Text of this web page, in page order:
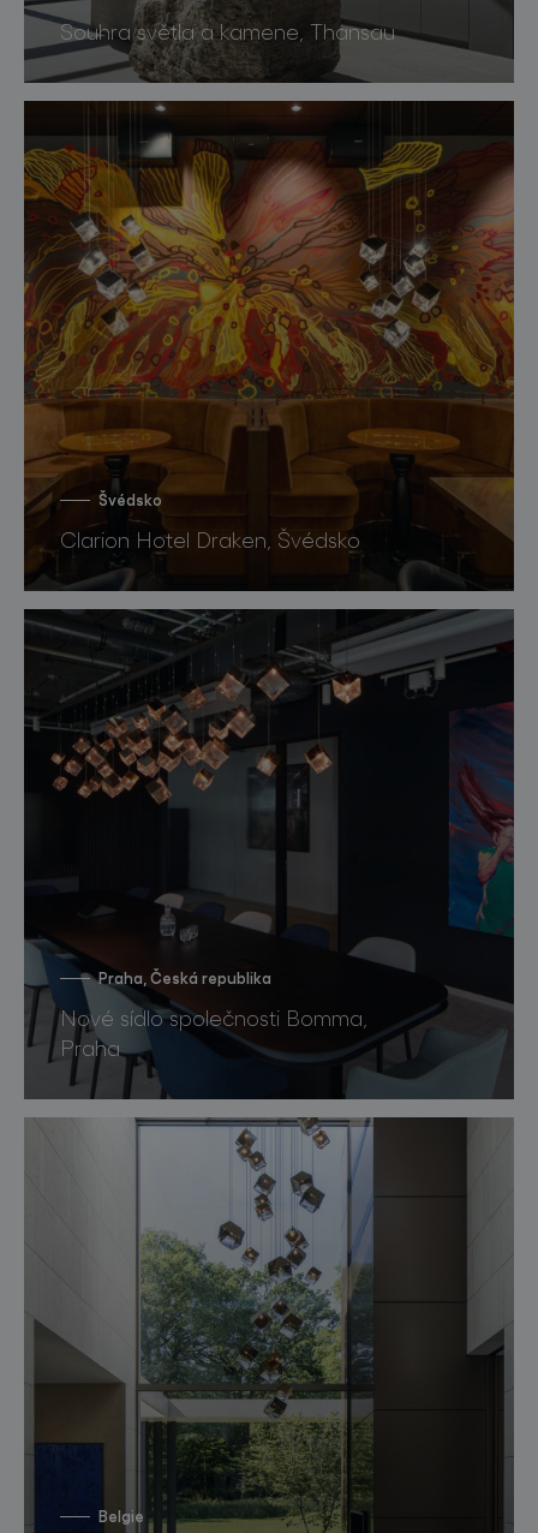
Souhra světla a kamene, Thansau
Švédsko
Clarion Hotel Draken, Švédsko
Praha, Česká republika
Nové sídlo společnosti Bomma,
Praha
Belgie